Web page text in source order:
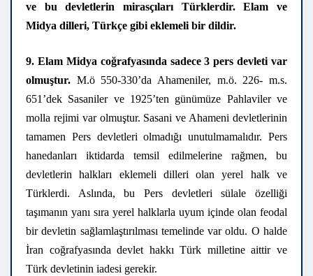
ve bu devletlerin mirasçıları Türklerdir. Elam ve
Midya dilleri, Türkçe gibi eklemeli bir dildir.
9. Elam Midya coğrafyasında sadece 3 pers devleti var
olmuştur. M.ö 550-330’da Ahameniler, m.ö. 226- m.s.
651’dek Sasaniler ve 1925’ten günümüze Pahlaviler ve
molla rejimi var olmuştur. Sasani ve Ahameni devletlerinin
tamamen Pers devletleri olmadığı unutulmamalıdır. Pers
hanedanları iktidarda temsil edilmelerine rağmen, bu
devletlerin halkları eklemeli dilleri olan yerel halk ve
Türklerdi. Aslında, bu Pers devletleri sülale özelliği
taşımanın yanı sıra yerel halklarla uyum içinde olan feodal
bir devletin sağlamlaştırılması temelinde var oldu. O halde
İran coğrafyasında devlet hakkı Türk milletine aittir ve
Türk devletinin iadesi gerekir.